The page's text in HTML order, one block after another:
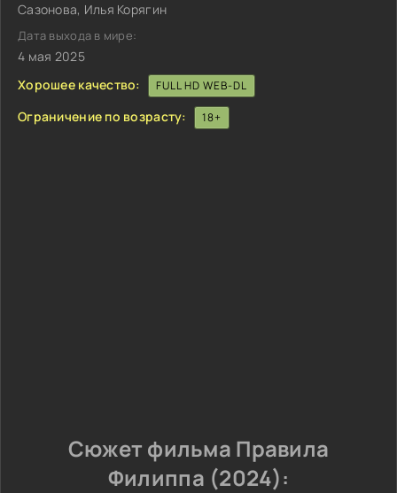
Сазонова, Илья Корягин
Дата выхода в мире:
4 мая 2025
Хорошее качество:
FULL HD WEB-DL
Ограничение по возрасту: 18+
Сюжет фильма Правила
Филиппа (2024):